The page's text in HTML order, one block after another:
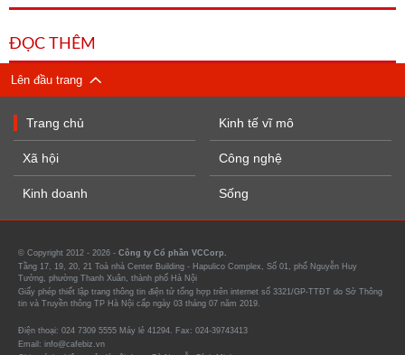
ĐỌC THÊM
Lên đầu trang
Trang chủ
Xã hội
Kinh doanh
Kinh tế vĩ mô
Công nghệ
Sống
© Copyright 2012 - 2026 - Công ty Cổ phần VCCorp.
Tầng 17, 19, 20, 21 Toà nhà Center Building - Hapulico Complex, Số 01, phố Nguyễn Huy
Tưởng, phường Thanh Xuân, thành phố Hà Nội
Giấy phép thiết lập trang thông tin điện tử tổng hợp trên internet số 3321/GP-TTĐT do Sở Thông
tin và Truyền thông TP Hà Nội cấp ngày 03 tháng 07 năm 2019.
Điện thoại: 024 7309 5555 Máy lẻ 41294. Fax: 024-39743413
Email: info@cafebiz.vn